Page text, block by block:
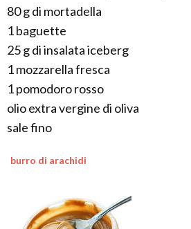
80 g di mortadella
1 baguette
25 g di insalata iceberg
1 mozzarella fresca
1 pomodoro rosso
olio extra vergine di oliva
sale fino
burro di arachidi